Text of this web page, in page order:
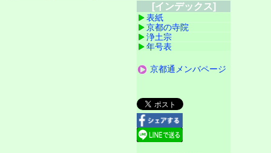
[インデックス]
表紙
京都の寺院
浄土宗
年号表
京都通メンバページ